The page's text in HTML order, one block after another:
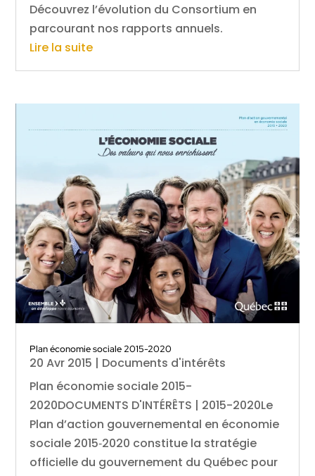
Découvrez l’évolution du Consortium en
parcourant nos rapports annuels.
Lire la suite
Plan économie sociale 2015-2020
20 Avr 2015 | Documents d'intérêts
Plan économie sociale 2015-
2020DOCUMENTS D'INTÉRÊTS | 2015-2020Le
Plan d’action gouvernemental en économie
sociale 2015‑2020 constitue la stratégie
officielle du gouvernement du Québec pour